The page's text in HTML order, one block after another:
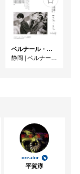
ベルナール・ビュフェと写真 ーカメラがとらえたビュフェとその時代、そして21 世紀へ
静岡 | ベルナール・ビュフェ美術館
creator
平賀淳